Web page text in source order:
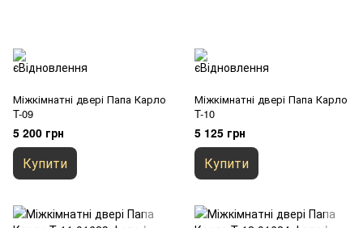
Міжкімнатні двері Папа Карло
T-09
5 200 грн
Купити
Міжкімнатні двері Папа Карло
T-10
5 125 грн
Купити